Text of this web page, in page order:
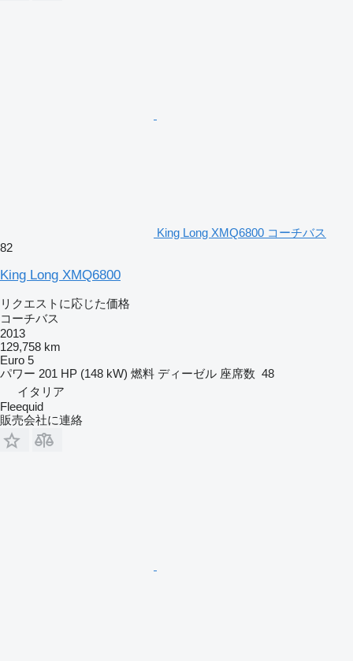
King Long XMQ6800 コーチバス
82
King Long XMQ6800
リクエストに応じた価格
コーチバス
2013
129,758 km
Euro 5
パワー 201 HP (148 kW) 燃料 ディーゼル 座席数 48
イタリア
Fleequid
販売会社に連絡